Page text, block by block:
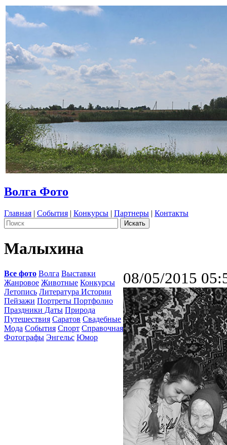
Волга Фото
Главная | События | Конкурсы | Партнеры | Контакты
Малыхина
Все фото Волга Выставки
Жанровое Животные Конкурсы
Летопись Литература Истории
Пейзажи Портреты Портфолио
Праздники Даты Природа
Путешествия Саратов Свадебные
Мода События Спорт Справочная
Фотографы Энгельс Юмор
08/05/2015